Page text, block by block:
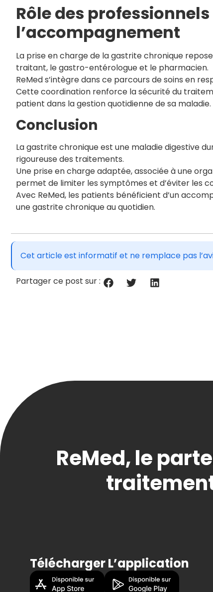
Rôle des
l’accompagnement
La prise en charge de la gastrite chronique
traitant, le gastro-entérologue et le pharmacien.
ReMed s’intègre dans ce parcours de soins en
Cette coordination renforce la sécurité du
patient dans la gestion quotidienne de sa maladie.
Conclusion
La gastrite chronique est une maladie digestive
rigoureuse des traitements.
Une prise en charge adaptée, associée à une
permet de limiter les symptômes et d’éviter les
Avec ReMed, les patients bénéficient d’un
une gastrite chronique au quotidien.
Cet article est informatif et ne remplace pas
Partager ce post sur :
ReMed, le
Télécharger L’application